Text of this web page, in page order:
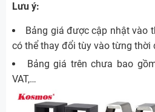
Lưu ý:
Bảng giá được cập nhật vào
có thể thay đổi tùy vào từng thời
Bảng giá trên chưa bao
VAT,…